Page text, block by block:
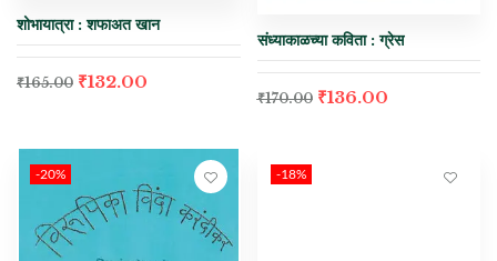
शोभायात्रा : शफाअत खान
₹165.00 ₹132.00
संध्याकाळच्या कविता : ग्रेस
₹170.00 ₹136.00
-20% -18%